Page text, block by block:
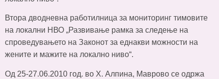
Втора дводневна работилница за мониторинг тимовите
на локални НВО „Развивање рамка за следење на
спроведувањето на Законот за еднакви можности на
жените и мажите на локално ниво“.
Од 25-27.06.2010 год. во Х. Алпина, Маврово се одржа